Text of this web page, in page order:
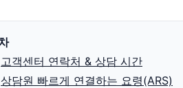
고객센터 연락처 & 상담 시간
상담원 빠르게 연결하는 요령(ARS)